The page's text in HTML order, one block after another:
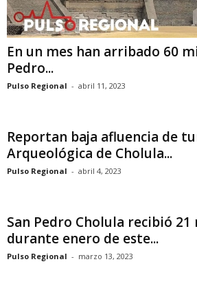
En un mes han arribado 60
Pedro...
Pulso Regional - abril 11, 2023
Reportan baja afluencia de
Arqueológica de Cholula...
Pulso Regional - abril 4, 2023
San Pedro Cholula recibió
durante enero de este...
Pulso Regional - marzo 13, 2023